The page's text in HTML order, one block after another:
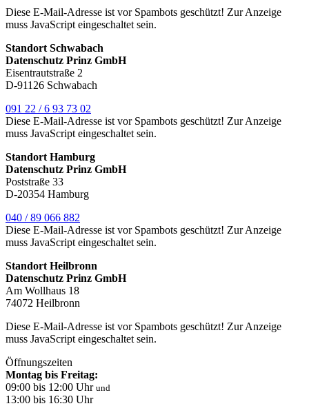
Diese E-Mail-Adresse ist vor Spambots geschützt! Zur Anzeige
muss JavaScript eingeschaltet sein.
Standort Schwabach
Datenschutz Prinz GmbH
Eisentrautstraße 2
D-91126 Schwabach
091 22 / 6 93 73 02
Diese E-Mail-Adresse ist vor Spambots geschützt! Zur Anzeige
muss JavaScript eingeschaltet sein.
Standort Hamburg
Datenschutz Prinz GmbH
Poststraße 33
D-20354 Hamburg
040 / 89 066 882
Diese E-Mail-Adresse ist vor Spambots geschützt! Zur Anzeige
muss JavaScript eingeschaltet sein.
Standort Heilbronn
Datenschutz Prinz GmbH
Am Wollhaus 18
74072 Heilbronn
Diese E-Mail-Adresse ist vor Spambots geschützt! Zur Anzeige
muss JavaScript eingeschaltet sein.
Öffnungszeiten
Montag bis Freitag:
09:00 bis 12:00 Uhr und
13:00 bis 16:30 Uhr